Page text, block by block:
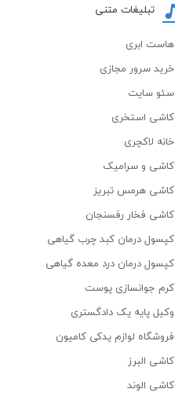
تبلیغات متنی
هاست ابری
خرید سرور مجازی
سئو سایت
کاشی استخری
خانه لاکچری
کاشی و سرامیک
کاشی هرمس تبریز
کاشی فخار رفسنجان
کپسول درمان کبد چرب گیاهی
کپسول درمان درد معده گیاهی
کرم جوانسازی پوست
وکیل پایه یک دادگستری
فروشگاه لوازم یدکی کامیون
کاشی البرز
کاشی الوند